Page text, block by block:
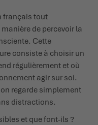
français tout
de percevoir la
Cette
consiste à choisir un
régulièrement et où
agir sur soi.
regarde simplement
distractions.
et que font-ils ?